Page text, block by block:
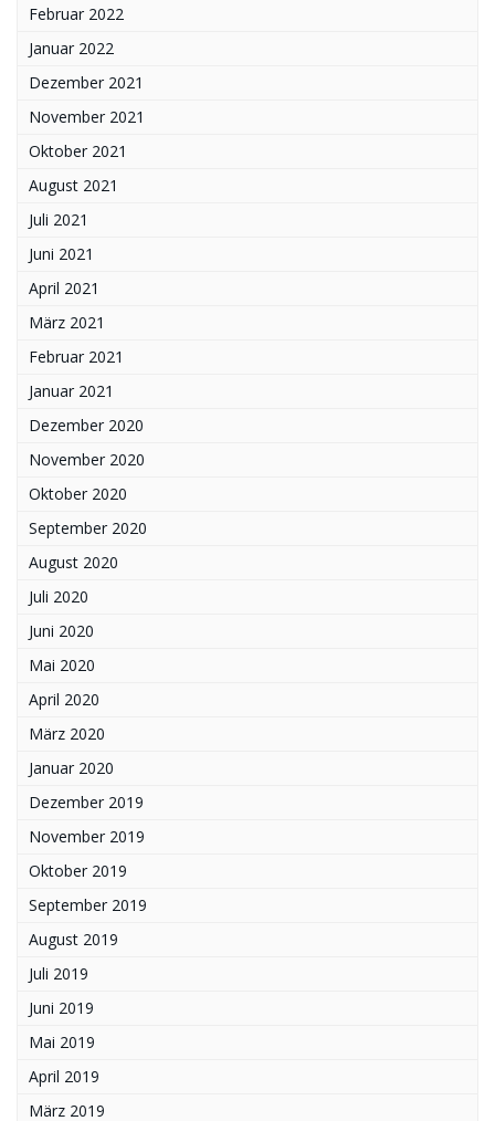
Februar 2022
Januar 2022
Dezember 2021
November 2021
Oktober 2021
August 2021
Juli 2021
Juni 2021
April 2021
März 2021
Februar 2021
Januar 2021
Dezember 2020
November 2020
Oktober 2020
September 2020
August 2020
Juli 2020
Juni 2020
Mai 2020
April 2020
März 2020
Januar 2020
Dezember 2019
November 2019
Oktober 2019
September 2019
August 2019
Juli 2019
Juni 2019
Mai 2019
April 2019
März 2019